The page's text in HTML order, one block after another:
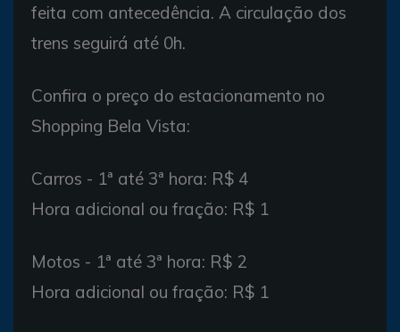
feita com antecedência. A circulação dos
trens seguirá até 0h.
Confira o preço do estacionamento no
Shopping Bela Vista:
Carros - 1ª até 3ª hora: R$ 4
Hora adicional ou fração: R$ 1
Motos - 1ª até 3ª hora: R$ 2
Hora adicional ou fração: R$ 1